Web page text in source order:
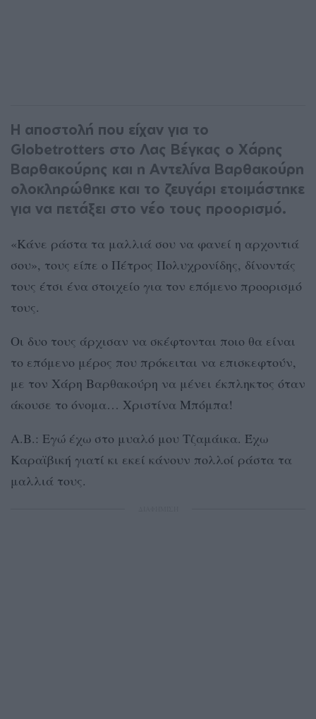
Η αποστολή που είχαν για το
Globetrotters στο Λας Βέγκας ο Χάρης
Βαρθακούρης και η Αντελίνα Βαρθακούρη
ολοκληρώθηκε και το ζευγάρι ετοιμάστηκε
για να πετάξει στο νέο τους προορισμό.
«Κάνε ράστα τα μαλλιά σου να φανεί η αρχοντιά
σου», τους είπε ο Πέτρος Πολυχρονίδης, δίνοντάς
τους έτσι ένα στοιχείο για τον επόμενο προορισμό
τους.
Οι δυο τους άρχισαν να σκέφτονται ποιο θα είναι
το επόμενο μέρος που πρόκειται να επισκεφτούν,
με τον Χάρη Βαρθακούρη να μένει έκπληκτος όταν
άκουσε το όνομα… Χριστίνα Μπόμπα!
Α.Β.: Εγώ έχω στο μυαλό μου Τζαμάικα. Έχω
Καραϊβική γιατί κι εκεί κάνουν πολλοί ράστα τα
μαλλιά τους.